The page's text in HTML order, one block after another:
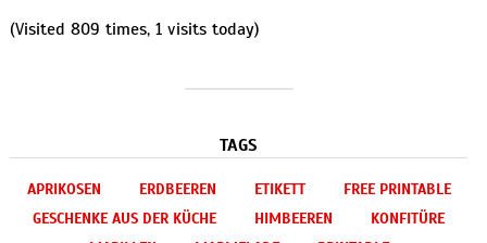
(Visited 809 times, 1 visits today)
TAGS
APRIKOSEN ERDBEEREN ETIKETT
FREE PRINTABLE
GESCHENKE AUS DER KÜCHE
HIMBEEREN
KONFITÜRE